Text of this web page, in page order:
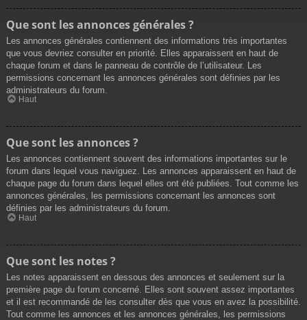
Que sont les annonces générales ?
Les annonces générales contiennent des informations très importantes
que vous devriez consulter en priorité. Elles apparaissent en haut de
chaque forum et dans le panneau de contrôle de l’utilisateur. Les
permissions concernant les annonces générales sont définies par les
administrateurs du forum.
Haut
Que sont les annonces ?
Les annonces contiennent souvent des informations importantes sur le
forum dans lequel vous naviguez. Les annonces apparaissent en haut de
chaque page du forum dans lequel elles ont été publiées. Tout comme les
annonces générales, les permissions concernant les annonces sont
définies par les administrateurs du forum.
Haut
Que sont les notes ?
Les notes apparaissent en dessous des annonces et seulement sur la
première page du forum concerné. Elles sont souvent assez importantes
et il est recommandé de les consulter dès que vous en avez la possibilité.
Tout comme les annonces et les annonces générales, les permissions